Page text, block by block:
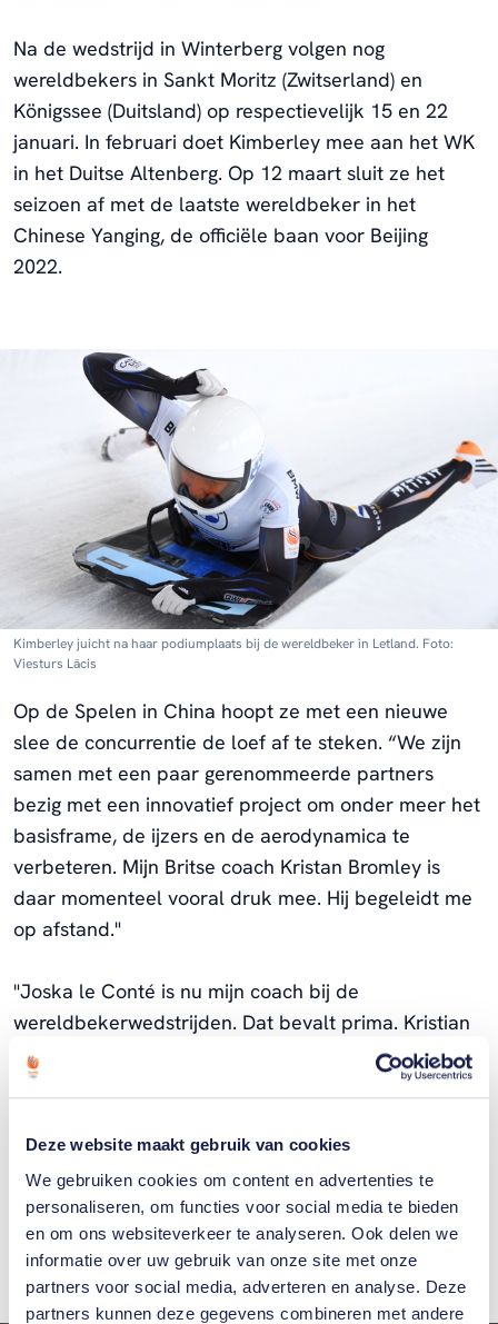
Deze website maakt gebruik van cookies
We gebruiken cookies om content en advertenties te
personaliseren, om functies voor social media te bieden
en om ons websiteverkeer te analyseren. Ook delen we
informatie over uw gebruik van onze site met onze
partners voor social media, adverteren en analyse. Deze
partners kunnen deze gegevens combineren met andere
Na de wedstrijd in Winterberg volgen nog
wereldbekers in Sankt Moritz (Zwitserland) en
Königssee (Duitsland) op respectievelijk 15 en 22
januari. In februari doet Kimberley mee aan het WK
in het Duitse Altenberg. Op 12 maart sluit ze het
seizoen af met de laatste wereldbeker in het
Chinese Yanging, de officiële baan voor Beijing
2022.
Kimberley juicht na haar podiumplaats bij de wereldbeker in Letland. Foto:
Viesturs Lācis
Op de Spelen in China hoopt ze met een nieuwe
slee de concurrentie de loef af te steken. “We zijn
samen met een paar gerenommeerde partners
bezig met een innovatief project om onder meer het
basisframe, de ijzers en de aerodynamica te
verbeteren. Mijn Britse coach Kristan Bromley is
daar momenteel vooral druk mee. Hij begeleidt me
op afstand."
"Joska le Conté is nu mijn coach bij de
wereldbekerwedstrijden. Dat bevalt prima. Kristian
zal later aansluiten voor het WK en de World Cup
op de olympische baan van Beijing 2022. Mits we de
want die zijn wel nodig om hem daar te krijgen en
de nieuwe slee daadwerkelijk af te maken.”
Het EK in Winterberg begint vrijdag om 14:30 uur.